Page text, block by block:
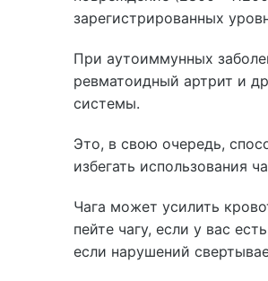
зарегистрированных
При аутоиммунных
ревматоидный артрит и
системы.
Это, в свою очередь,
избегать использования
Чага может усилить
пейте чагу, если у вас
если нарушений